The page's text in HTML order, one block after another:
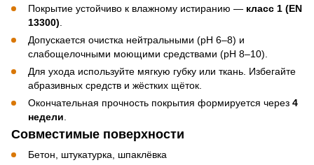
Покрытие устойчиво к влажному истиранию — класс 1 (EN
13300)
Допускается очистка нейтральными (pH 6–8) и
слабощелочными моющими средствами (pH 8–10).
Для ухода используйте мягкую губку или ткань. Избегайте
абразивных средств и жёстких щёток.
Окончательная прочность покрытия формируется через 4
недели
Совместимые поверхности
Бетон, штукатурка, шпаклёвка